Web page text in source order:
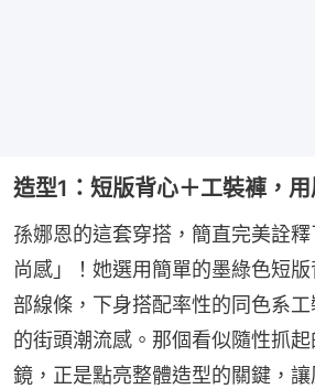
造型1：短版背心＋工裝褲，
孫娜恩的這套穿搭，簡直完美詮
尚感」！她選用簡單的墨綠色短
部線條，下身搭配率性的同色系
的街頭潮流感。那個看似隨性抓
鏡，正是點亮整體造型的關鍵，